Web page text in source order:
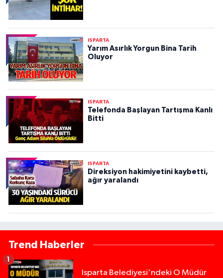
ISPARTA
Yarım Asırlık Yorgun Bina Tarih
Oluyor
ISPARTA
Telefonda Başlayan Tartışma Kanlı
Bitti
ISPARTA
Direksiyon hakimiyetini kaybetti,
ağır yaralandı
Trend Haberler
Isparta Belediyesi'ndeki O Müdür
1